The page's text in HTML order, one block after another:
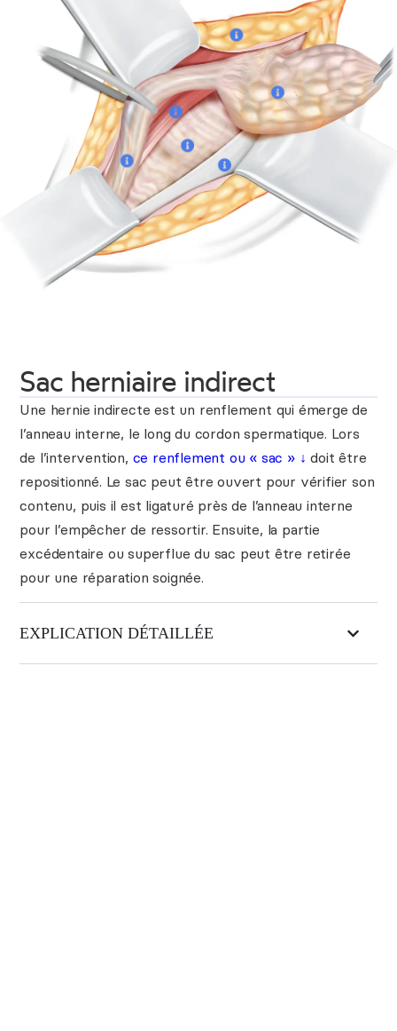
Sac herniaire indirect
Une hernie indirecte est un renflement qui émerge de
l’anneau interne, le long du cordon spermatique. Lors
de l’intervention, ce renflement ou « sac » ↓ doit être
repositionné. Le sac peut être ouvert pour vérifier son
contenu, puis il est ligaturé près de l’anneau interne
pour l’empêcher de ressortir. Ensuite, la partie
excédentaire ou superflue du sac peut être retirée
pour une réparation soignée.
EXPLICATION DÉTAILLÉE